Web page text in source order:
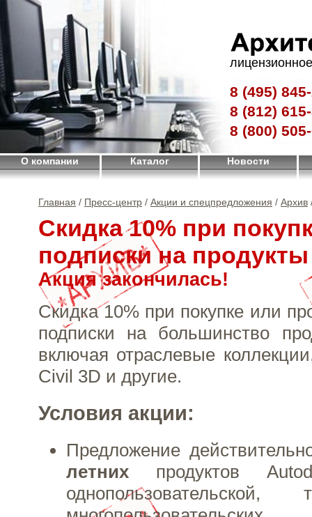
8 (495)
8 (812)
8 (800)
О компании Каталог Новости
Главная / Пресс-центр / Акции и спецпредложения / Архив
Скидка 10% при
подписки на
Акция закончилась!
Скидка 10% при покупке или
подписки на большинство
включая отраслевые
Civil 3D и другие.
Условия акции:
Предложение
летних продуктов